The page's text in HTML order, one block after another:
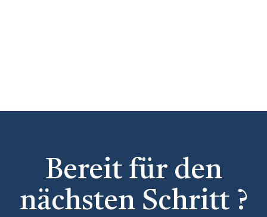
Bereit für den
nächsten Schritt ?